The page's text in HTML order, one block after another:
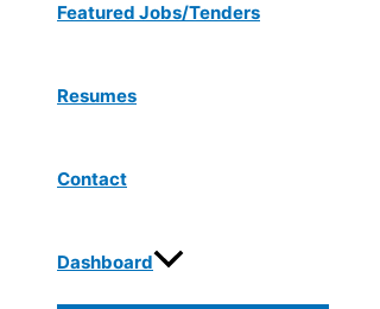
Featured Jobs/Tenders
Resumes
Contact
Dashboard